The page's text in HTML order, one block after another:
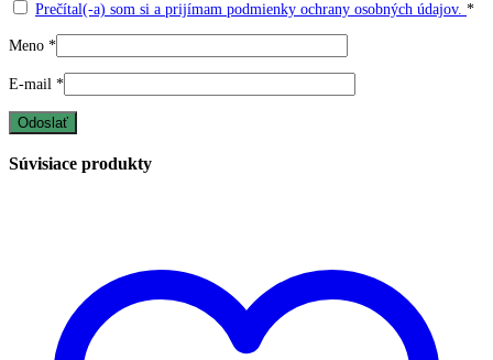
Prečítal(-a) som si a prijímam podmienky ochrany osobných údajov. *
Meno *
E-mail *
Súvisiace produkty